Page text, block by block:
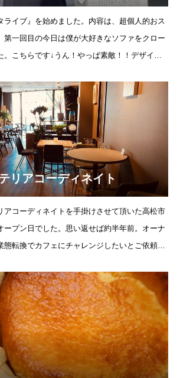
ライブ』を始めました。内容は、超個人的おス
第一回目の今日は僕が大好きなソファをクロー
。こちらです↓うん！やっぱ素敵！！デザイン
リアコーディネイト
アコーディネイトを手掛けさせて頂いた高松市
ープン日でした。思い返せば約半年前。オーナ
態転換でカフェにチャレンジしたいとご依頼を